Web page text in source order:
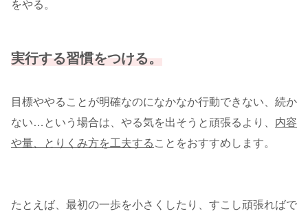
をやる。
実行する習慣をつける。
目標ややることが明確なのになかなか行動できない、続か
ない…という場合は、やる気を出そうと頑張るより、 内容
や量、とりくみ方を工夫する ことをおすすめします。
たとえば、最初の一歩を小さくしたり、すこし頑張ればで